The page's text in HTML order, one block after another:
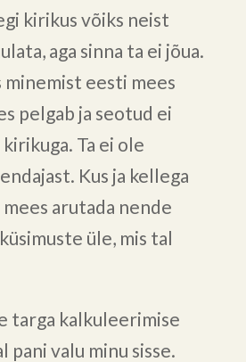
kirikus võiks neist
aga sinna ta ei jõua.
minemist eesti mees
pelgab ja seotud ei
Ta ei ole
Kus ja kellega
mees arutada nende
üle, mis tal
targa kalkuleerimise
pani valu minu sisse.